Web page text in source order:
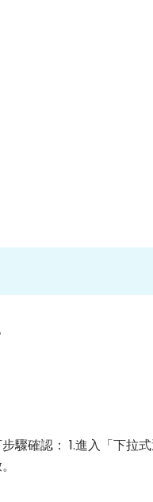
驟確認： 1.進入「下拉